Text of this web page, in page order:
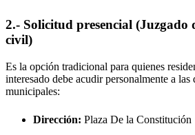
2.- Solicitud presencial (Juzgado
civil)
Es la opción tradicional para quienes
interesado debe acudir personalmente a las
municipales:
Dirección: Plaza De la Constitución